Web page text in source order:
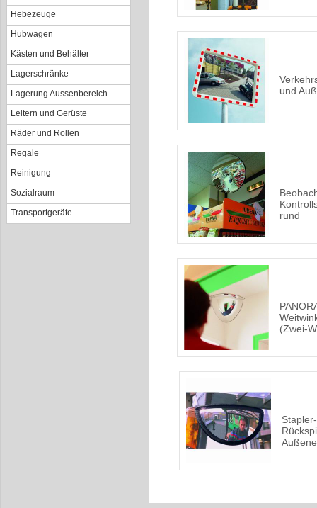
Hebezeuge
Hubwagen
Kästen und Behälter
Lagerschränke
Lagerung Aussenbereich
Leitern und Gerüste
Räder und Rollen
Regale
Reinigung
Sozialraum
Transportgeräte
und
rund
(Zwei-